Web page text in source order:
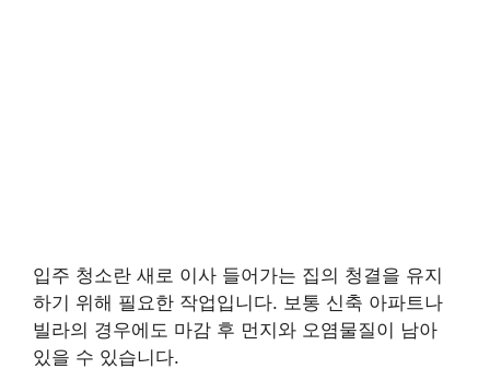
입주 청소란 새로 이사 들어가는 집의 청결을 유지
하기 위해 필요한 작업입니다. 보통 신축 아파트나
빌라의 경우에도 마감 후 먼지와 오염물질이 남아
있을 수 있습니다.